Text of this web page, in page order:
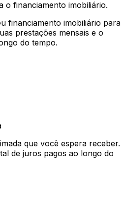
o financiamento imobiliário.
financiamento imobiliário para
prestações mensais e o
do tempo.
que você espera receber.
de juros pagos ao longo do